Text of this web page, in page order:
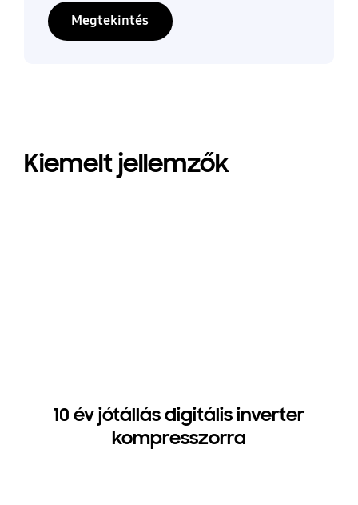
Megtekintés
Kiemelt jellemzők
10 év jótállás digitális inverter
kompresszorra